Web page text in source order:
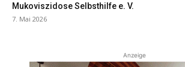
Mukoviszidose Selbsthilfe e. V.
7. Mai 2026
Anzeige